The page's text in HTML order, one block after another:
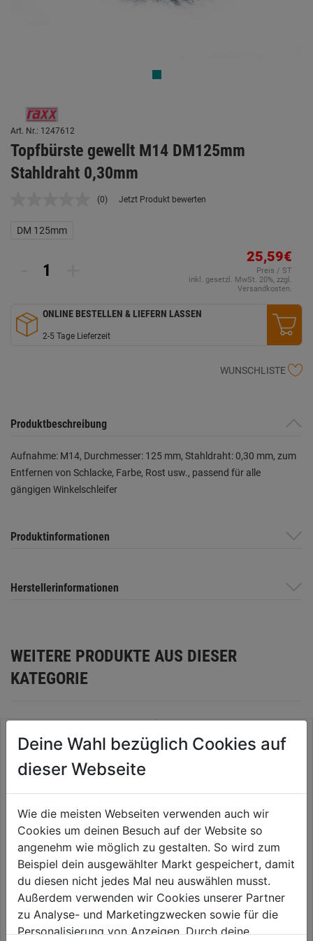
Art. Nr.: 1247612
Topfbürste gewellt M14 DM125mm
Stahldraht 0,30mm
Kein
(0) Jetzt Produkt bewerten
DM 125mm
25,59€
Preis / ST
inkl. gesetzl. MwSt. 20%, zzgl.
Versandkosten.
ONLINE BESTELLEN & LIEFERN LASSEN
2-5 Tage Lieferzeit
WUNSCHLISTE
Produktbeschreibung
Aufnahme: M14, Durchmesser: 125 mm, Stahldraht: 0,30 mm, zum
Entfernen von Schlacke, Farbe, Rost usw., passend für alle
gängigen Winkelschleifer
Produktinformationen
Herstellerinformationen
WEITERE PRODUKTE AUS DIESER
KATEGORIE
Schnellspannmutter SDS-clic f.
Winkelschleifer M14
0.0 (0)
0.0
Topfbürste gewellt M14
Stahldraht 0,30mm SB
0.0 (0)
0.0
Deine Wahl bezüglich Cookies auf
dieser Webseite
Wie die meisten Webseiten verwenden auch wir
Cookies um deinen Besuch auf der Website so
angenehm wie möglich zu gestalten. So wird zum
Beispiel dein ausgewählter Markt gespeichert, damit
du diesen nicht jedes Mal neu auswählen musst.
Außerdem verwenden wir Cookies unserer Partner
zu Analyse- und Marketingzwecken sowie für die
Personalisierung von Anzeigen. Durch deine